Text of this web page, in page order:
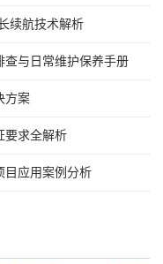
续航技术解析
查与日常维护保养手册
方案
要求全解析
目应用案例分析